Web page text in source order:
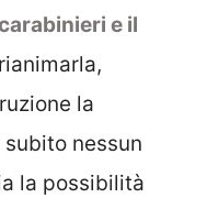
e il
la
nessun
la possibilità